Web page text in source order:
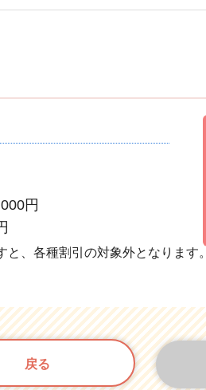
円
、各種割引の対象外となります。
戻る